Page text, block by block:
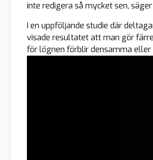
inte redigera så mycket sen,
I en uppföljande studie där
visade resultatet att man gör
för lögnen förblir densamma eller